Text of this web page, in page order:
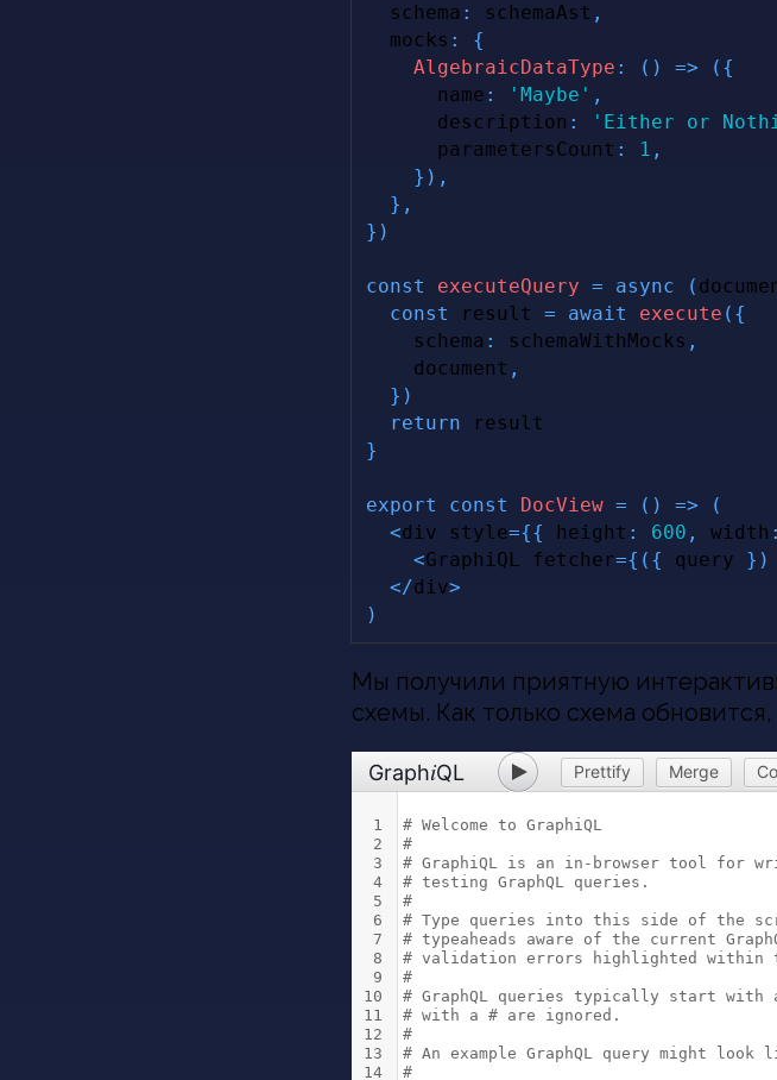
  schema
: schemaAst ,
  mocks
:
{
AlgebraicDataType : ( ) => ( {
      name
: 'Maybe' ,
      description
: 'Either or
      parametersCount
: 1 ,
} ) ,
} ,
} )
const executeQuery = async (
const
result = await execute ( {
    schema
: schemaWithMocks ,
document ,
} )
return
}
export const DocView = ( ) =>
(
<div style={{ height : 600 , width :
<GraphiQL fetcher={ ( { query } )
</div>
)
Мы получили приятную
схемы. Как только схема
GraphiQL Prettify Merge
1
# Welcome to GraphiQL
2
#
3
# GraphiQL is an in-browser tool for
4
# testing GraphQL queries.
5
#
6
# Type queries into this side of the
7
# typeaheads aware of the current
8
# validation errors highlighted within
9
#
10
# GraphQL queries typically start
11
# with a # are ignored.
12
#
13
# An example GraphQL query might look
14
#